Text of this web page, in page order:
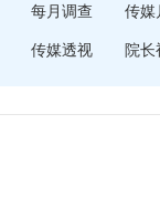
每月调查 传媒
传媒透视 院长